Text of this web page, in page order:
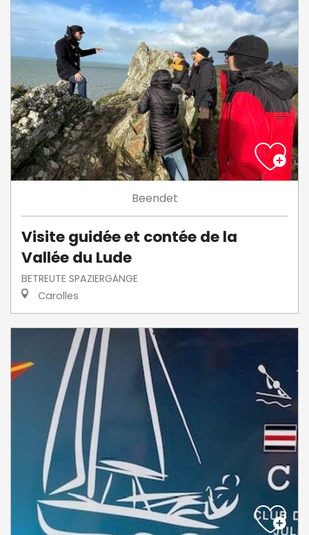
Beendet
Visite guidée et contée de la
Vallée du Lude
BETREUTE SPAZIERGÄNGE
Carolles